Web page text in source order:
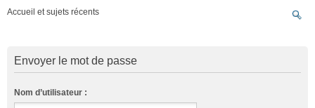
Accueil et sujets récents
Envoyer le mot de passe
Nom d’utilisateur :